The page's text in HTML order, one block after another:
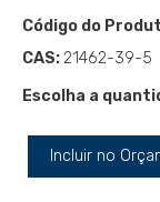
Código do
CAS:21462-39-5
Escolha a
Incluir no